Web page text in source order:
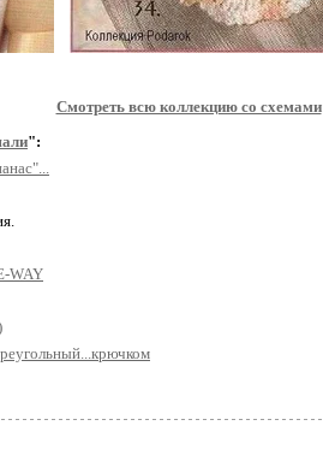
Смотреть всю коллекцию со схемами
":
WAY